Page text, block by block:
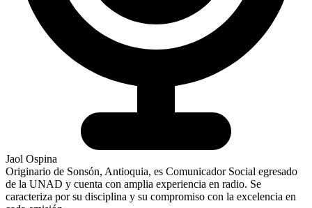
Jaol Ospina
Originario de Sonsón, Antioquia, es Comunicador Social egresado
de la UNAD y cuenta con amplia experiencia en radio. Se
caracteriza por su disciplina y su compromiso con la excelencia en